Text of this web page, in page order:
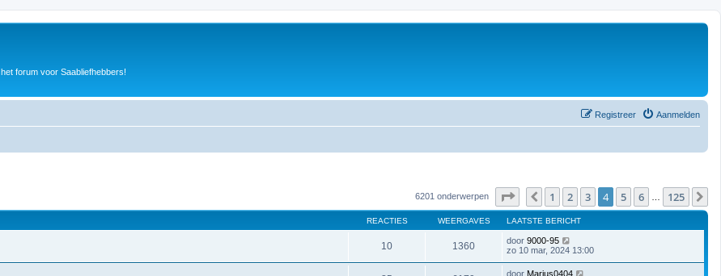
het forum voor Saabliefhebbers!
Aanmelden
Registreer
6201 onderwerpen Pagina4 van 125
Vorige
1 2 3 4 5 6 125
REACTIES WEERGAVES LAATSTE BERICHT
10 1360 door 9000-95
zo 10 mar, 2024 13:00
door Marius0404